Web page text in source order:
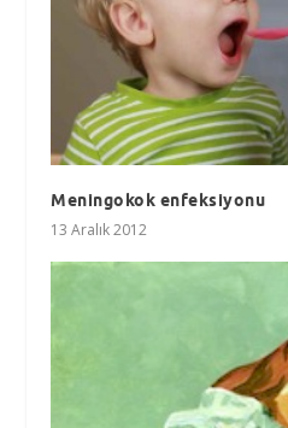
Meningokok enfeksiyonu
13 Aralık 2012